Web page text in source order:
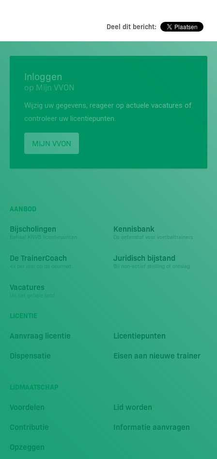
Deel dit bericht:
Inloggen
op Mijn VVON
Wijzig uw gegevens, reageer op actuele vacatures of
controleer uw licentiepunten.
MIJN VVON
AANBOD
Bijscholingen
Behaal KNVB licentiepunten
Kennisbank
De oefenstof voor voetbaltrainers
De TrainerCoach Juridisch bijstand
Bij non-actief stelling of ontslag
Vacatures
LICENTIE
Aanvraag licentie
Licentiepunten
Dispensatie
Eisen aan nieuwe trainer
LIDMAATSCHAP
Voordelen
Lid worden
Contributie
Informatie aanvragen
Opzeggen